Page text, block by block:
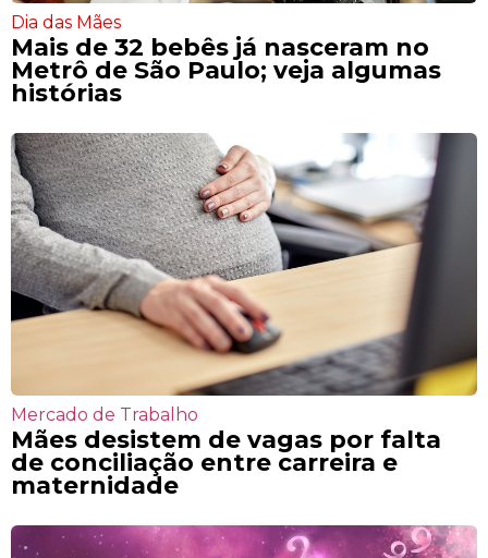
Dia das Mães
Mais de 32 bebês já nasceram no
Metrô de São Paulo; veja algumas
histórias
Mercado de Trabalho
Mães desistem de vagas por falta
de conciliação entre carreira e
maternidade